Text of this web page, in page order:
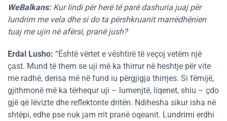
WeBalkans:Kur lindi për herë të parë dashuria juaj për
lundrim me vela dhe si do ta përshkruanit marrëdhënien
tuaj me ujin në afërsi, pranë jush?
Erdal Lusho: “Është vërtet e vështirë të veçoj vetëm një
çast. Mund të them se uji më ka thirrur në heshtje për vite
me radhë, derisa më në fund iu përgjigja thirrjes. Si fëmijë,
gjithmonë më ka tërhequr uji – lumenjtë, liqenet, shiu – çdo
gjë që lëvizte dhe reflektonte dritën. Ndihesha sikur isha në
shtëpi, edhe pse nuk jam rrit pranë oqeanit. Lundrimi erdhi